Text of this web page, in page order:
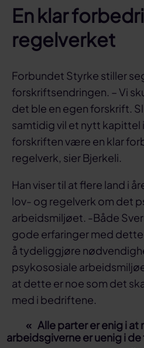
En klar
regelverket
Forbundet Styrke stiller
forskriftsendringen. – Vi
det ble en egen forskrift.
samtidig vil et nytt kapittel
forskriften være en klar
regelverk, sier Bjerkeli.
Han viser til at flere land i
lov- og regelverk om det
arbeidsmiljøet. -Både
gode erfaringer med
å tydeliggjøre
psykososiale
at dette er noe som det
med i bedriftene.
Alle parter er enig i at
arbeidsgiverne er uenig i